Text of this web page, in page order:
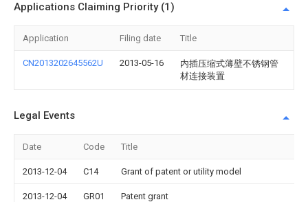
Applications Claiming Priority (1)
Application Filing date Title
CN2013202645562U 2013-05-16
内插压缩式薄壁不锈钢管
材连接装置
Legal Events
Date Code Title
2013-12-04 C14 Grant of patent or utility model
2013-12-04 GR01 Patent grant